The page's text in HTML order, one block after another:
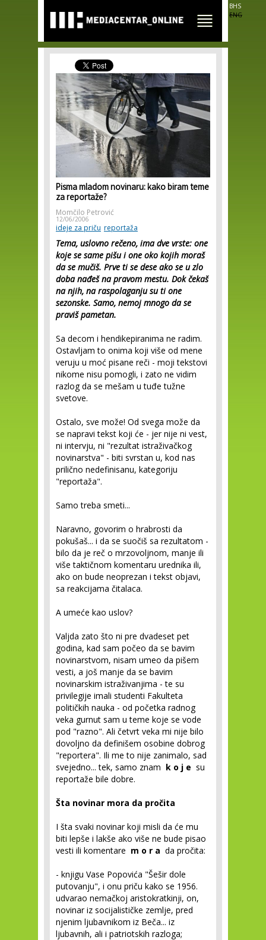
main
content
BHS
ENG
Pisma mladom novinaru: kako biram teme
za reportaže?
Momčilo Petrović
12/06/2006
ideje za priču reportaža
Tema, uslovno rečeno, ima dve vrste: one
koje se same pišu i one oko kojih moraš
da se mučiš. Prve ti se dese ako se u zlo
doba nađeš na pravom mestu. Dok čekaš
na njih, na raspolaganju su ti one
sezonske. Samo, nemoj mnogo da se
praviš pametan.
Sa decom i hendikepiranima ne radim.
Ostavljam to onima koji više od mene
veruju u moć pisane reči - moji tekstovi
nikome nisu pomogli, i zato ne vidim
razlog da se mešam u tuđe tužne
svetove.
Ostalo, sve može! Od svega može da
se napravi tekst koji će - jer nije ni vest,
ni intervju, ni "rezultat istraživačkog
novinarstva" - biti svrstan u, kod nas
prilično nedefinisanu, kategoriju
"reportaža".
Samo treba smeti...
Naravno, govorim o hrabrosti da
pokušaš... i da se suočiš sa rezultatom -
bilo da je reč o mrzovoljnom, manje ili
više taktičnom komentaru urednika ili,
ako on bude neoprezan i tekst objavi,
sa reakcijama čitalaca.
A umeće kao uslov?
Valjda zato što ni pre dvadeset pet
godina, kad sam počeo da se bavim
novinarstvom, nisam umeo da pišem
vesti, a još manje da se bavim
novinarskim istraživanjima - te su
privilegije imali studenti Fakulteta
političkih nauka - od početka radnog
veka gurnut sam u teme koje se vode
pod "razno". Ali četvrt veka mi nije bilo
dovoljno da definišem osobine dobrog
"reportera". Ili me to nije zanimalo, sad
svejedno... tek, samo znam k o j e su
reportaže bile dobre.
Šta novinar mora da pročita
I šta svaki novinar koji misli da će mu
biti lepše i lakše ako više ne bude pisao
vesti ili komentare m o r a da pročita:
- knjigu Vase Popovića "Šešir dole
putovanju", i onu priču kako se 1956.
udvarao nemačkoj aristokratkinji, on,
novinar iz socijalističke zemlje, pred
njenim ljubavnikom iz Beča... iz
ljubavnih, ali i patriotskih razloga;